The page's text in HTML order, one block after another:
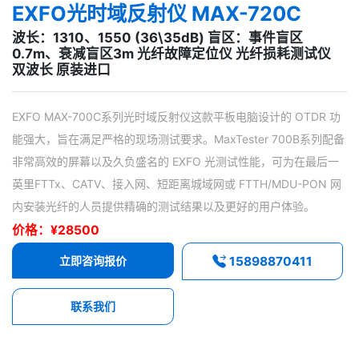
EXFO光时域反射仪 MAX-720C
波长：1310、1550 (36\35dB) 盲区：事件盲区
0.7m、衰减盲区3m 光纤故障定位仪 光纤损耗测试仪
双波长 原装进口
EXFO MAX-700C系列光时域反射仪这款平板电脑设计的 OTDR 功
能强大，旨在满足严格的现场测试要求。MaxTester 700B系列配备
非常高效的屏幕以及久负盛名的 EXFO 光测试性能，可为在最后一
英里FTTx、CATV、接入网、短距离城域网或 FTTH/MDU-PON 网
内安装光纤的人员提供精确的测试结果以及更好的用户体验。
价格：¥28500
立即咨询报价 15898870411
联系我们